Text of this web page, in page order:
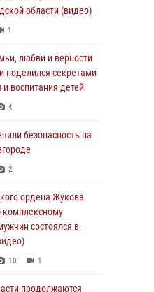
продолжаются
всероссийской
«Каникулы с
безопасность на
за
более 750 раз
серию краж в
области (видео)
1
любви и верности
поделился секретами
и воспитания детей
4
безопасность на
2
ордена Жукова
комплексному
состоялся в
10 1
продолжаются